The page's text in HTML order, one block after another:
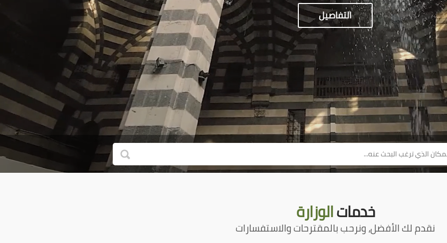
التفاصيل
خدماتالوزارة
نقدم لك الأفضل، ونرحب بالمقترحات والاستفسارات